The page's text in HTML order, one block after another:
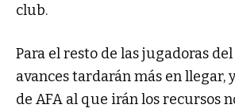
club.
Para el resto de las jugadoras
avances tardarán más en llegar,
de AFA al que irán los recursos